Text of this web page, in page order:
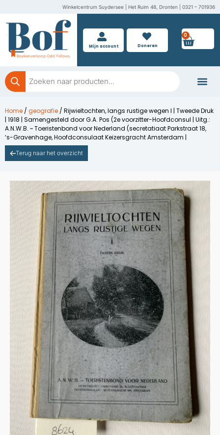
inhoud
Winkelcentrum Suydersee | Het Ruim 48, Dronten | 0321 – 701936
Mijn account Doneren
0
Producten
zoeken
Home / geografie / Rijwieltochten, langs rustige wegen I | Tweede Druk
| 1918 | Samengesteld door G.A. Pos (2e voorzitter-Hoofdconsul | Uitg.:
A.N.W.B. ~ Toeristenbond voor Nederland (secretatiaat Parkstraat 18,
‘s-Gravenhage, Hoofdconsulaat Keizersgracht Amsterdam |
Terug naar het overzicht